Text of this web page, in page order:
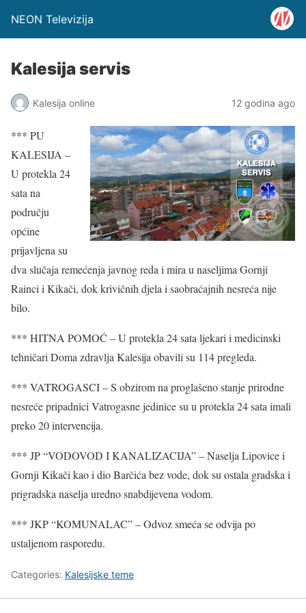
NEON Televizija
Kalesija servis
Kalesija online 12 godina ago
*** PU
KALESIJA –
U protekla 24
sata na
području
općine
prijavljena su
dva slučaja remećenja javnog reda i mira u naseljima Gornji
Rainci i Kikači, dok krivičnih djela i saobraćajnih nesreća nije
bilo.
*** HITNA POMOĆ – U protekla 24 sata ljekari i medicinski
tehničari Doma zdravlja Kalesija obavili su 114 pregleda.
*** VATROGASCI – S obzirom na proglašeno stanje prirodne
nesreće pripadnici Vatrogasne jedinice su u protekla 24 sata imali
preko 20 intervencija.
*** JP “VODOVOD I KANALIZACIJA” – Naselja Lipovice i
Gornji Kikači kao i dio Barčića bez vode, dok su ostala gradska i
prigradska naselja uredno snabdijevena vodom.
*** JKP “KOMUNALAC” – Odvoz smeća se odvija po
ustaljenom rasporedu.
Categories: Kalesijske teme